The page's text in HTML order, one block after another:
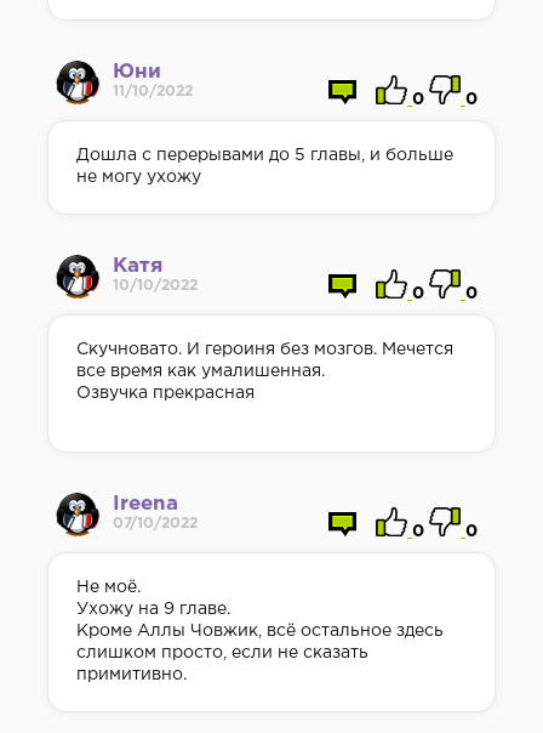
Юни
11/10/2022
0 0
Дошла с перерывами до 5 главы, и больше
не могу ухожу
Катя
10/10/2022
0 0
Скучновато. И героиня без мозгов. Мечется
все время как умалишенная.
Озвучка прекрасная
Ireena
07/10/2022
0 0
Не моё.
Ухожу на 9 главе.
Кроме Аллы Човжик, всё остальное здесь
слишком просто, если не сказать
примитивно.